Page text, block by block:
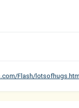
Flash/lotsofhugs.html